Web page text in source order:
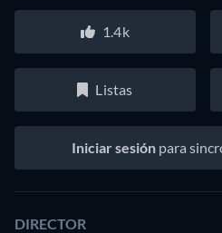
1.4k
Listas
Iniciar sesión para
DIRECTOR